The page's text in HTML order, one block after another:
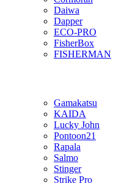
Daiwa
Dapper
ECO-PRO
FisherBox
FISHERMAN
Gamakatsu
KAIDA
Lucky John
Pontoon21
Rapala
Salmo
Stinger
Strike Pro